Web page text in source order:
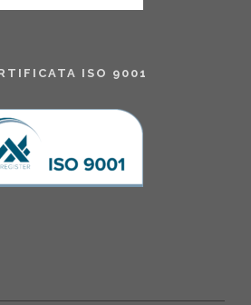
ISO 9001